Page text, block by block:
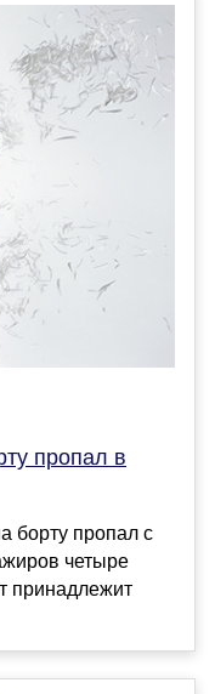
пропал в
борту пропал с
четыре
принадлежит